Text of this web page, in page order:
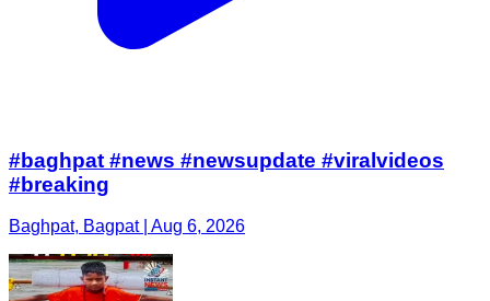
#baghpat #news #newsupdate #viralvideos
#breaking
Baghpat, Bagpat | Aug 6, 2026